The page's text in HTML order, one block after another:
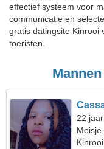
effectief systeem voor
communicatie en
gratis datingsite Kinrooi
toeristen.
22